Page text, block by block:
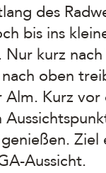
des
bis ins
kurz
oben
Kurz
Aussicht.